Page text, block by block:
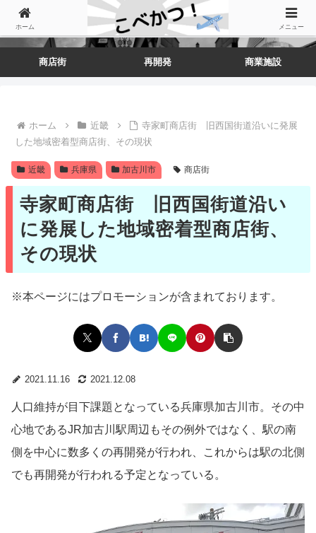
商店街 再開発 商業施設
ホーム 近畿
寺家町商店街 旧西国街道沿いに発展
した地域密着型商店街、その現状
近畿 兵庫県 加古川市 商店街
寺家町商店街 旧西国街道沿い
に発展した地域密着型商店街、
その現状
※本ページにはプロモーションが含まれております。
2021.11.16 2021.12.08
人口維持が目下課題となっている兵庫県加古川市。その中
心地であるJR加古川駅周辺もその例外ではなく、駅の南
側を中心に数多くの再開発が行われ、これからは駅の北側
でも再開発が行われる予定となっている。
ホーム メニュー